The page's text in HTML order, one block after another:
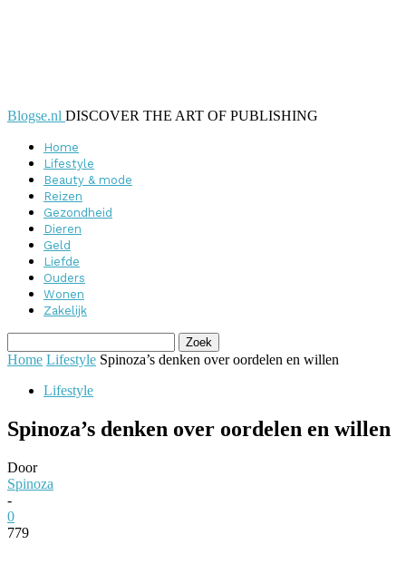
Blogse.nl DISCOVER THE ART OF PUBLISHING
Home
Lifestyle
Beauty & mode
Reizen
Gezondheid
Dieren
Geld
Liefde
Ouders
Wonen
Zakelijk
Home Lifestyle Spinoza’s denken over oordelen en willen
Lifestyle
Spinoza’s denken over oordelen en willen
Door
Spinoza
-
0
779